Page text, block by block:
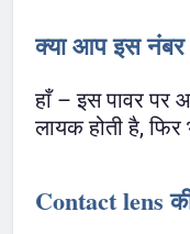
क्या आप इस नंबर
हाँ – इस पावर पर
लायक होती है,
Contact lens